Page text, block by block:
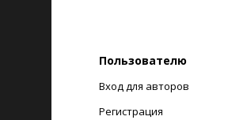
Пользователю
Вход для авторов
Регистрация